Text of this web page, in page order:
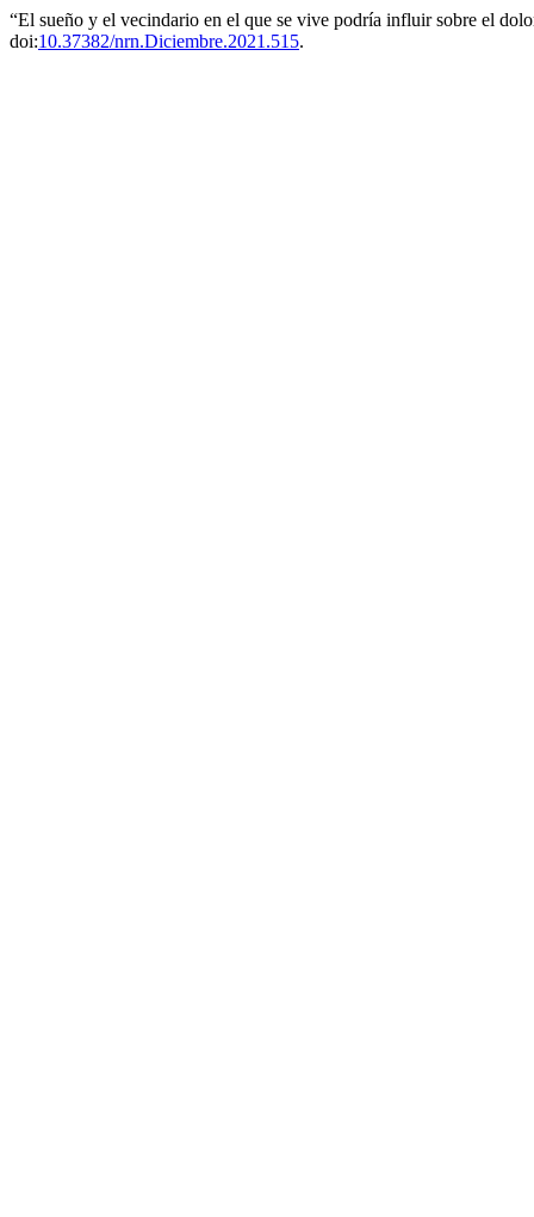
“El sueño y el vecindario en el que se vive podría influir sobre el
doi:10.37382/nrn.Diciembre.2021.515.